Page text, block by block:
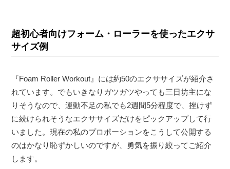
超初心者向けフォーム・ローラーを使ったエクサ
サイズ例
『Foam Roller Workout』には約50のエクササイズが紹介さ
れています。でもいきなりガツガツやっても三日坊主にな
りそうなので、運動不足の私でも2週間5分程度で、挫けず
に続けられそうなエクササイズだけをピックアップして行
いました。現在の私のプロポーションをこうして公開する
のはかなり恥ずかしいのですが、勇気を振り絞ってご紹介
します。